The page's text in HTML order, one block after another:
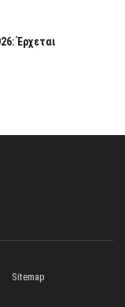
Έρχεται
Sitemap